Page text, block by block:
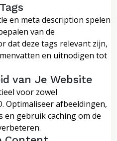
en meta description spelen
van de
dat deze tags relevant zijn,
en uitnodigen tot
van Je Website
voor zowel
Optimaliseer afbeeldingen,
gebruik caching om de